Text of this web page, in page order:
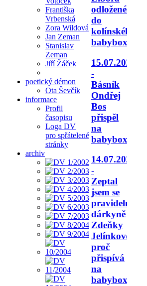
Františka
Vrbenská
Zora Wildová
Jan Zeman
Stanislav
Zeman
Jiří Žáček
poetický démon
Ota Ševčík
informace
Profil
časopisu
Loga DV
pro spřátelené
stránky
archiv
odloženého
do
kolínského
babyboxu.
15.07.2026
-
Básník
Ondřej
Bos
přispěl
na
babyboxy.
14.07.2026
-
Zeptal
jsem se
pravidelné
dárkyně
Zdeňky
Jelínkové,
proč
přispívá
na
babybox.